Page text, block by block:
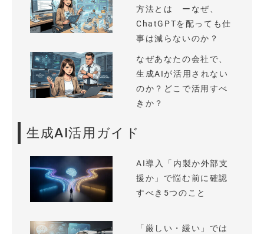
方法とは ーなぜ、
ChatGPTを配っても仕
事は減らないのか？
なぜあなたの会社で、
生成AIが活用されない
のか？どこで活用すべ
きか？
生成AI活用ガイド
AI導入「内製か外部支
援か」で悩む前に確認
すべき5つのこと
「厳しい・緩い」では